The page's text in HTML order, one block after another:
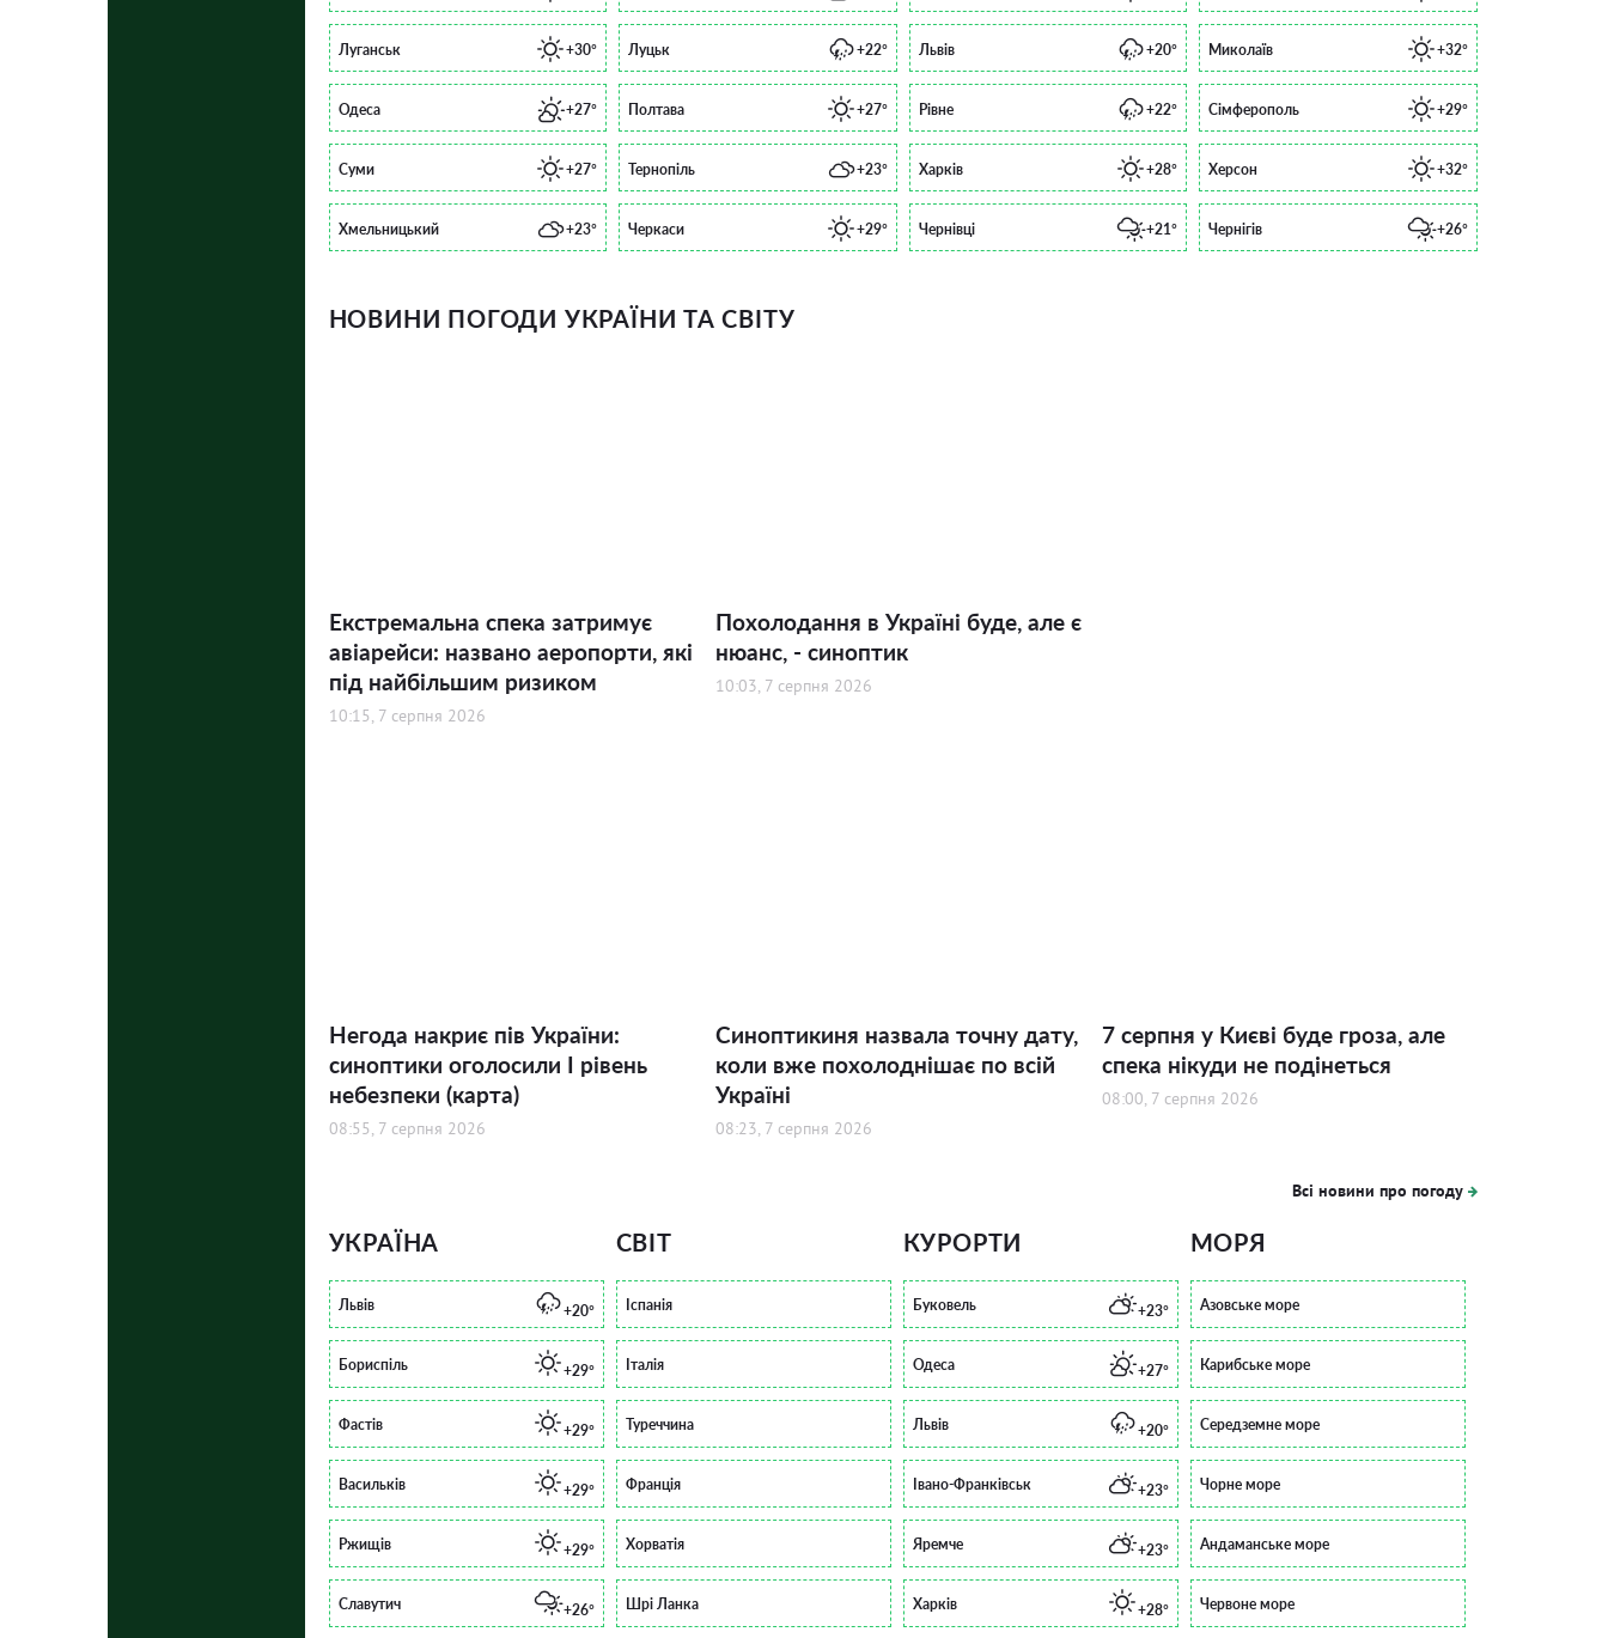
Луганськ +30° Луцьк +22° Львів +20° Миколаїв +32°
Одеса +27° Полтава +27° Рівне +22° Сімферополь +29°
Суми +27° Тернопіль +23° Харків +28° Херсон +32°
Хмельницький +23° Черкаси +29° Чернівці +21° Чернігів +26°
НОВИНИ ПОГОДИ УКРАЇНИ ТА СВІТУ
Екстремальна спека затримує
авіарейси: названо аеропорти, які
під найбільшим ризиком
10:15, 7 серпня 2026
Похолодання в Україні буде, але є
нюанс, - синоптик
10:03, 7 серпня 2026
Негода накриє пів України:
синоптики оголосили І рівень
небезпеки (карта)
08:55, 7 серпня 2026
Синоптикиня назвала точну дату,
коли вже похолоднішає по всій
Україні
08:23, 7 серпня 2026
7 серпня у Києві буде гроза, але
спека нікуди не подінеться
08:00, 7 серпня 2026
Всі новини про погоду
УКРАЇНА
Львів +20°
Бориспіль +29°
Фастів +29°
Васильків +29°
Ржищів +29°
Славутич +26°
СВІТ
Іспанія
Італія
Туреччина
Франція
Хорватія
Шрі Ланка
КУРОРТИ
Буковель +23°
Одеса +27°
Львів +20°
Івано-Франківськ +23°
Яремче +23°
Харків +28°
МОРЯ
Азовське море
Карибське море
Середземне море
Чорне море
Андаманське море
Червоне море